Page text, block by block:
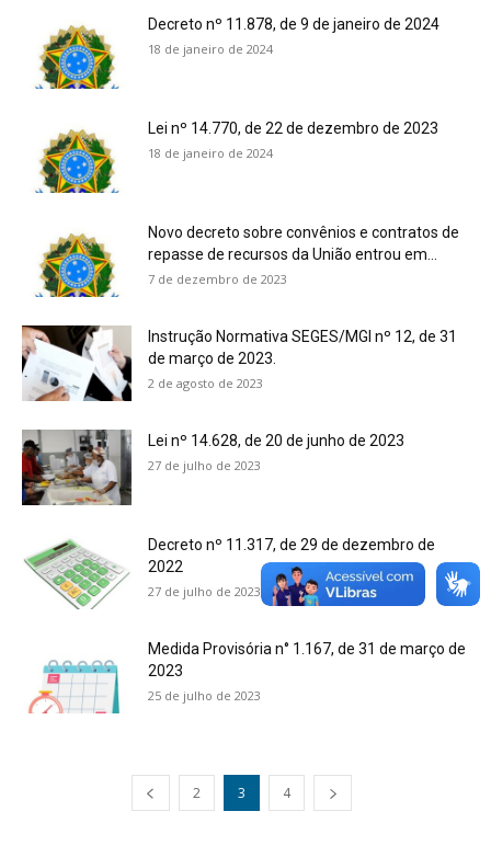
Decreto nº 11.878, de 9 de janeiro de 2024
18 de janeiro de 2024
Lei nº 14.770, de 22 de dezembro de 2023
18 de janeiro de 2024
Novo decreto sobre convênios e contratos de
repasse de recursos da União entrou em...
7 de dezembro de 2023
Instrução Normativa SEGES/MGI nº 12, de 31
de março de 2023.
2 de agosto de 2023
Lei nº 14.628, de 20 de junho de 2023
27 de julho de 2023
Decreto nº 11.317, de 29 de dezembro de
2022
27 de julho de 2023
Medida Provisória n° 1.167, de 31 de março de
2023
25 de julho de 2023
2 3 4